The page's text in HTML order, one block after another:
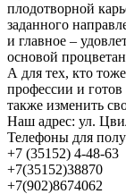
плодотворной
заданного
и главное –
основой
А для тех, кто
профессии и
также изменить
Наш адрес: ул.
Телефоны для
+7 (35152) 4-48-63
+7(35152)38870
+7(902)8674062